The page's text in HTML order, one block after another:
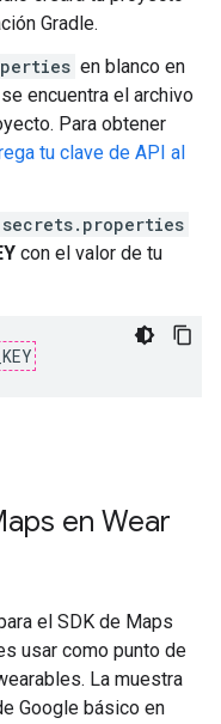
Gradle.
en blanco en
encuentra el archivo
Para obtener
tu clave de API al
secrets.properties
con el valor de tu
en Wear
el SDK de Maps
usar como punto de
La muestra
Google básico en